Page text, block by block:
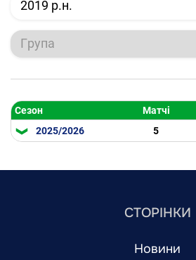
2019 р.н.
Група
Сезон Матчі
2025/2026
5
СТОРІНКИ
Новини